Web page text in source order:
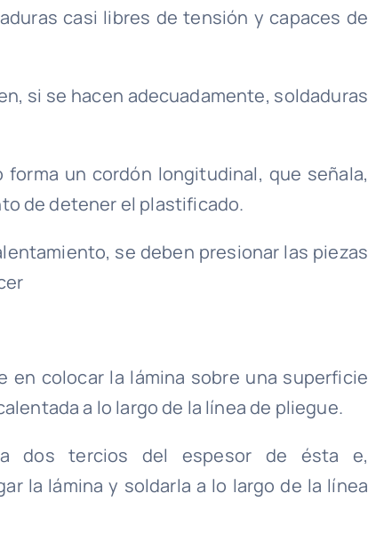
casi libres de tensión y capaces de
si se hacen adecuadamente, soldaduras
un cordón longitudinal, que señala,
de detener el plastificado.
se deben presionar las piezas
en colocar la lámina sobre una superficie
a lo largo de la línea de pliegue.
dos tercios del espesor de ésta e,
la lámina y soldarla a lo largo de la línea